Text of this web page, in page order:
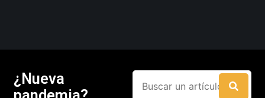
¿Nueva